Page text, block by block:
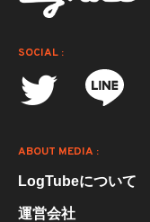
SOCIAL :
ABOUT MEDIA :
LogTubeについて
運営会社